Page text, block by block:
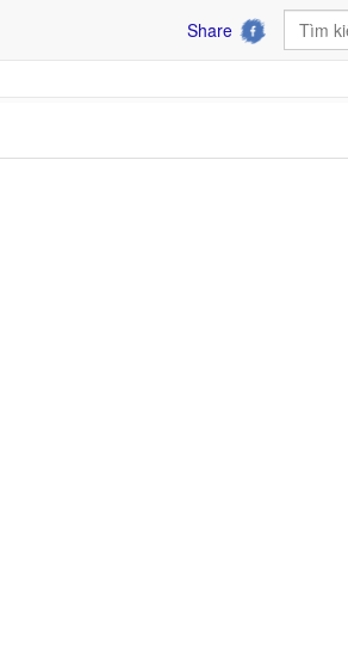
Share